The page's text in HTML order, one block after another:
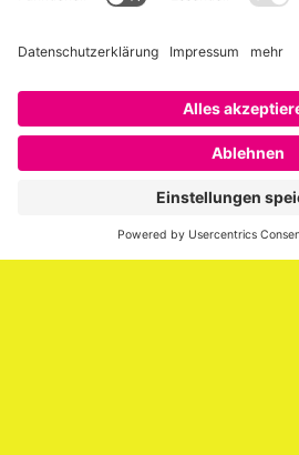
Über SAATKORN
SAATKORN ist der Blog von Gero
er über die Themen Employer